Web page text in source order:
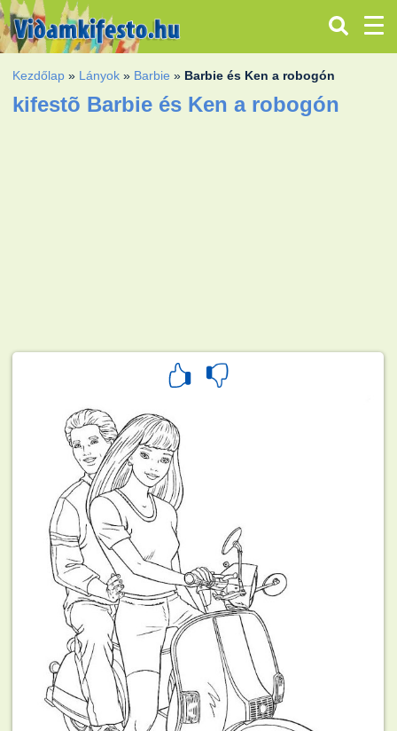
Kezdőlap » Lányok » Barbie » Barbie és Ken a robogón
kifestõ Barbie és Ken a robogón